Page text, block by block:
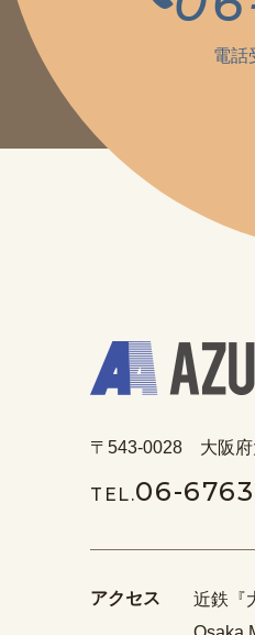
電話
〒543-0028 大阪府
TEL.06-
アクセス
近鉄『